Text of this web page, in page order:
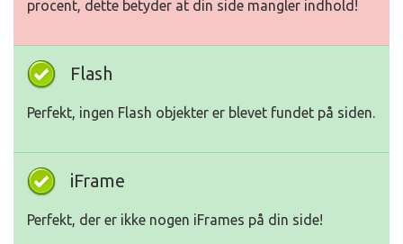
procent, dette betyder at din side mangler indhold!
Flash
Perfekt, ingen Flash objekter er blevet fundet på siden.
iFrame
Perfekt, der er ikke nogen iFrames på din side!